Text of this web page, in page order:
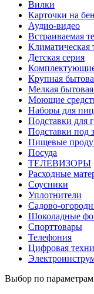
Вилки
Карточки на
Аудио-видео
Встраиваемая
Климатическая
Детская серия
Крупная
Мелкая
Моющие
Наборы для
Подставки для
Подставки под
Пищевые
Посуда
ТЕЛЕВИЗОРЫ
Расходные
Соусники
Уплотнители
Садово-
Шоколадные
Спорттовары
Телефония
Цифровая
Выбор по